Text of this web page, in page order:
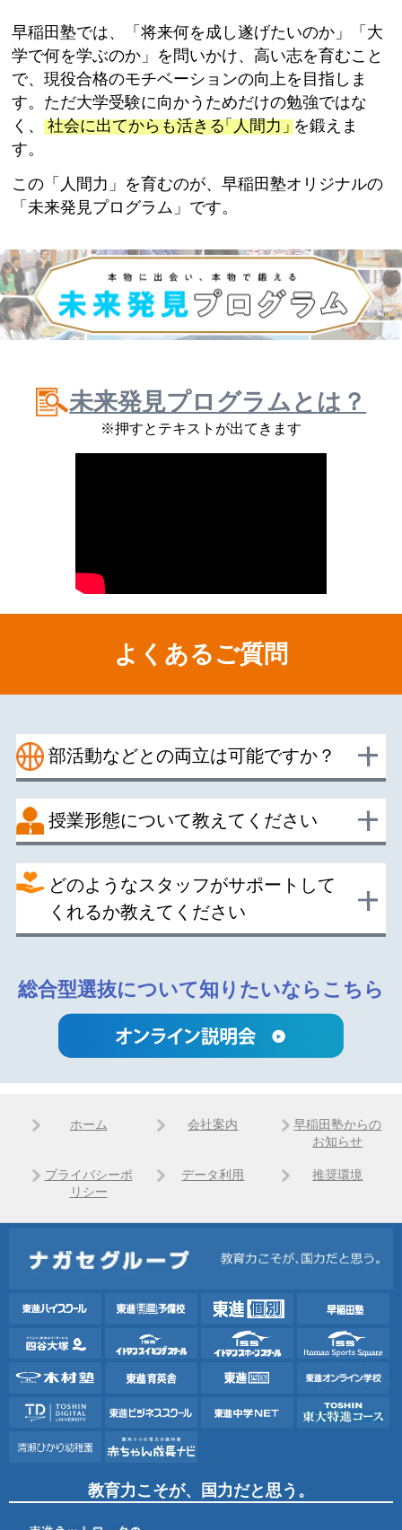
早稲田塾では、「将来何を成し遂げたいのか」「大
学で何を学ぶのか」を問いかけ、高い志を育むこと
で、現役合格のモチベーションの向上を目指しま
す。ただ大学受験に向かうためだけの勉強ではな
く、社会に出てからも活きる「人間力」を鍛えま
す。
この「人間力」を育むのが、早稲田塾オリジナルの
「未来発見プログラム」です。
未来発見プログラムとは？
※押すとテキストが出てきます
よくあるご質問
部活動などとの両立は可能ですか？
授業形態について教えてください
どのようなスタッフがサポートして
くれるか教えてください
総合型選抜について知りたいならこちら
ホーム 会社案内
早稲田塾からの
お知らせ
プライバシーポ
リシー
データ利用 推奨環境
教育力こそが、国力だと思う。